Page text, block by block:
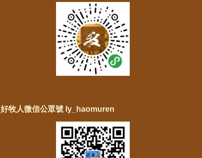
好牧人微信公眾號 ly_haomuren